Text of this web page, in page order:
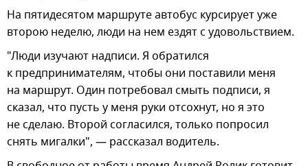
На пятидесятом маршруте автобус курсирует уже
второю неделю, люди на нем ездят с удовольствием.
"Люди изучают надписи. Я обратился
к предпринимателям, чтобы они поставили меня
на маршрут. Один потребовал смыть подписи, я
сказал, что пусть у меня руки отсохнут, но я это
не сделаю. Второй согласился, только попросил
снять мигалки", — рассказал водитель.